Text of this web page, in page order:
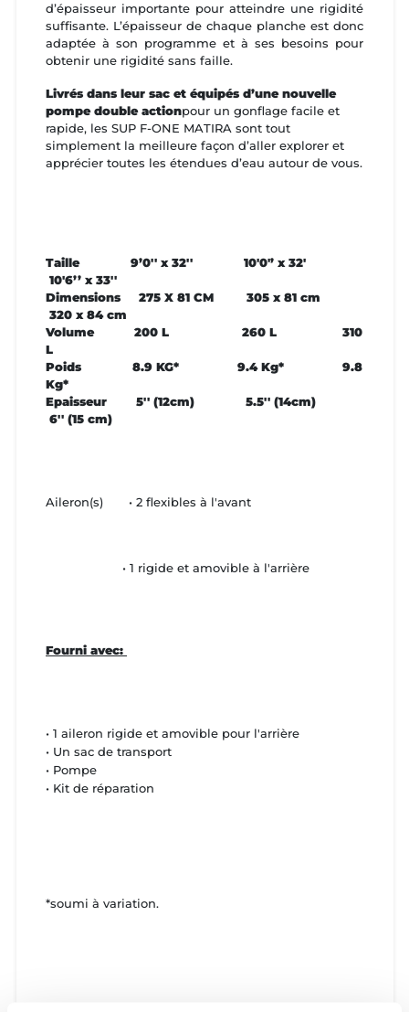
d’épaisseur importante pour atteindre une rigidité
suffisante. L’épaisseur de chaque planche est donc
adaptée à son programme et à ses besoins pour
obtenir une rigidité sans faille.
Livrés dans leur sac et équipés d’une nouvelle
pompe double actionpour un gonflage facile et
rapide, les SUP F-ONE MATIRA sont tout
simplement la meilleure façon d’aller explorer et
apprécier toutes les étendues d’eau autour de vous.
Taille 9’0'' x 32'' 10'0'’ x 32'
10'6’’ x 33''
Dimensions 275 X 81 CM 305 x 81 cm
320 x 84 cm
Volume 200 L 260 L 310
L
Poids 8.9 KG* 9.4 Kg* 9.8
Kg*
Epaisseur 5'' (12cm) 5.5'' (14cm)
6'' (15 cm)
Aileron(s) • 2 flexibles à l'avant
• 1 rigide et amovible à l'arrière
Fourni avec:
• 1 aileron rigide et amovible pour l'arrière
• Un sac de transport
• Pompe
• Kit de réparation
*soumi à variation.